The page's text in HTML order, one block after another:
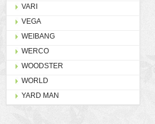
VARI
VEGA
WEIBANG
WERCO
WOODSTER
WORLD
YARD MAN